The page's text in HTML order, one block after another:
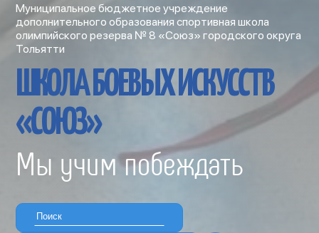
Муниципальное бюджетное учреждение
дополнительного образования спортивная школа
олимпийского резерва № 8 «Союз» городского округа
Тольятти
ШКОЛА БОЕВЫХ ИСКУССТВ
«СОЮЗ»
Мы учим побеждать